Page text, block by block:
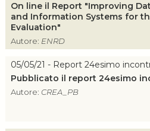
On line il Report "Improving
and Information Systems for
Evaluation"
Autore: ENRD
05/05/21 - Report 24esimo
Pubblicato il report 24esimo
Autore: CREA_PB